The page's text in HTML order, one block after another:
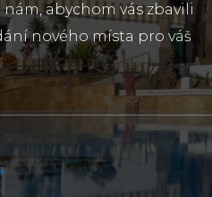
abychom vás zbavili
nového místa pro váš